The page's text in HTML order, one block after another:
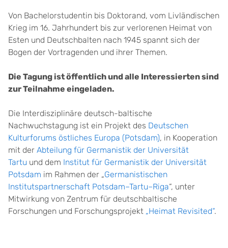
Von Bachelorstudentin bis Doktorand, vom Livländischen
Krieg im 16. Jahrhundert bis zur verlorenen Heimat von
Esten und Deutschbalten nach 1945 spannt sich der
Bogen der Vortragenden und ihrer Themen.
Die Tagung ist öffentlich und alle Interessierten sind
zur Teilnahme eingeladen.
Die Interdisziplinäre deutsch-baltische
Nachwuchstagung ist ein Projekt des Deutschen
Kulturforums östliches Europa (Potsdam), in Kooperation
mit der Abteilung für Germanistik der Universität
Tartu und dem Institut für Germanistik der Universität
Potsdam im Rahmen der „Germanistischen
Institutspartnerschaft Potsdam–Tartu–Riga“, unter
Mitwirkung von Zentrum für deutschbaltische
Forschungen und Forschungsprojekt „Heimat Revisited“.